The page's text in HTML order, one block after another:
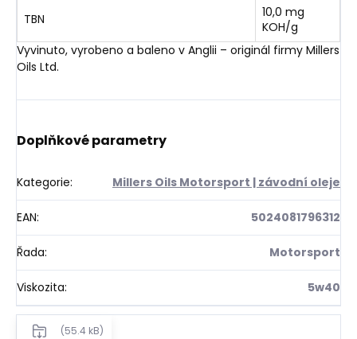
TBN
10,0 mg
KOH/g
Vyvinuto, vyrobeno a baleno v Anglii – originál firmy Millers
Oils Ltd.
Doplňkové parametry
Kategorie: Millers Oils Motorsport | závodní oleje
EAN: 5024081796312
Řada: Motorsport
Viskozita: 5w40
(55.4 kB)